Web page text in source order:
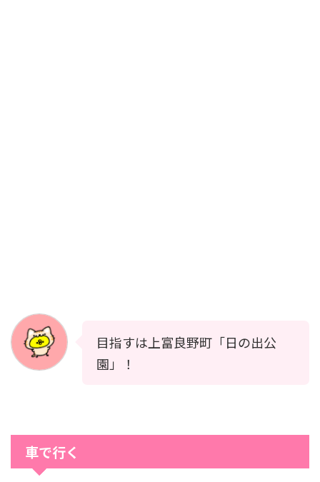
目指すは上富良野町「日の出公
園」！
車で行く